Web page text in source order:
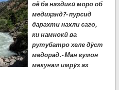
оё ба наздикӣ моро об
медиҳанд?- пурсид
дарахти нахли саго,
ки намнокӣ ва
рутубатро хеле дӯст
медорад.- Ман гумон
мекунам имрӯз аз